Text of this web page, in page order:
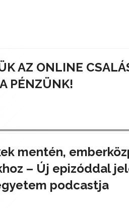
AZ ONLINE
PÉNZÜNK!
mentén,
– Új epizóddal
podcastja